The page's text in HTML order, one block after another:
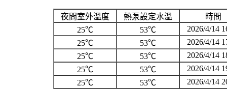
夜間室外溫度 熱泵設定水溫
時間
25℃
53℃
2026/4/14
25℃
53℃
2026/4/14
25℃
53℃
2026/4/14
25℃
53℃
2026/4/14
25℃
53℃ 2026/4/14